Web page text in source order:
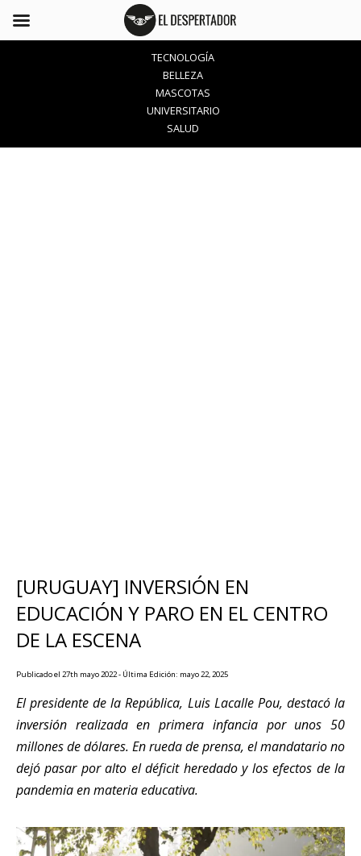
TECNOLOGÍA
BELLEZA
MASCOTAS
UNIVERSITARIO
SALUD
[URUGUAY] INVERSIÓN EN
EDUCACIÓN Y PARO EN EL CENTRO
DE LA ESCENA
Publicado el 27th mayo 2022 - Última Edición: mayo 22, 2025
El presidente de la República, Luis Lacalle Pou, destacó la
inversión realizada en primera infancia por unos 50
millones de dólares. En rueda de prensa, el mandatario no
dejó pasar por alto el déficit heredado y los efectos de la
pandemia en materia educativa.